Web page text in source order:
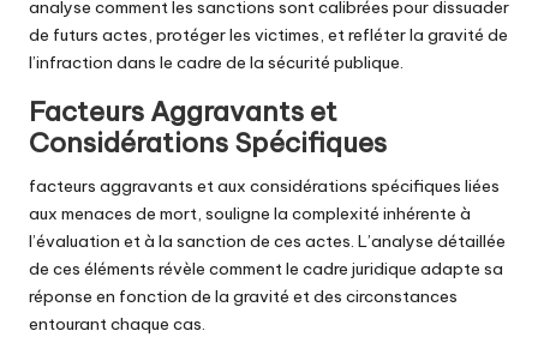
analyse comment les sanctions sont calibrées pour dissuader
de futurs actes, protéger les victimes, et refléter la gravité de
l’infraction dans le cadre de la sécurité publique.
Facteurs Aggravants et
Considérations Spécifiques
facteurs aggravants et aux considérations spécifiques liées
aux menaces de mort, souligne la complexité inhérente à
l’évaluation et à la sanction de ces actes. L’analyse détaillée
de ces éléments révèle comment le cadre juridique adapte sa
réponse en fonction de la gravité et des circonstances
entourant chaque cas.